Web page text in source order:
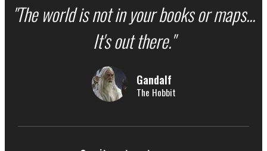
"The world is not in your books or maps...
It's out there."
Gandalf
The Hobbit